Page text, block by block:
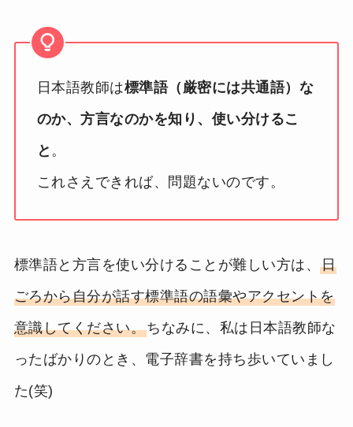
日本語教師は標準語（厳密には共通語）な
のか、方言なのかを知り、使い分けるこ
と 。
これさえできれば、問題ないのです。
標準語と方言を使い分けることが難しい方は、日
ごろから自分が話す標準語の語彙やアクセントを
意識してください。ちなみに、私は日本語教師な
ったばかりのとき、電子辞書を持ち歩いていまし
た(笑)